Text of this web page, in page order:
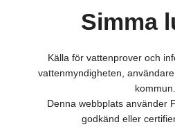
Simma
Källa för vattenprover och
vattenmyndigheten,
kommun.
Denna webbplats använder
godkänd eller